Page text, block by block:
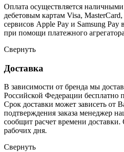
Оплата осуществляется
дебетовым картам Visa,
сервисов Apple Pay и Samsung Pay
при помощи платежного
Свернуть
Доставка
В зависимости от бренда мы
Российской Федерации бесплатно
Срок доставки может зависеть от
подтверждения заказа менеджер
сообщит расчет времени
рабочих дня.
Свернуть